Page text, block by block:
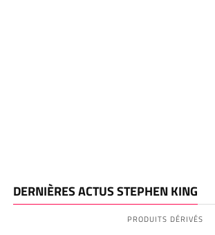
DERNIÈRES ACTUS STEPHEN KING
PRODUITS DÉRIVÉS